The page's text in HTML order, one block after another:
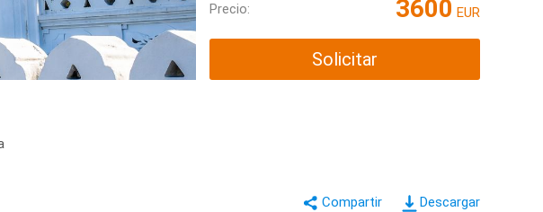
Precio: 3600 EUR
Solicitar
Descargar